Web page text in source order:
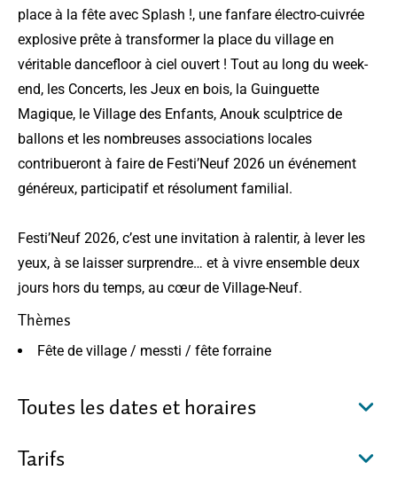
place à la fête avec Splash !, une fanfare électro-cuivrée
explosive prête à transformer la place du village en
véritable dancefloor à ciel ouvert ! Tout au long du week-
end, les Concerts, les Jeux en bois, la Guinguette
Magique, le Village des Enfants, Anouk sculptrice de
ballons et les nombreuses associations locales
contribueront à faire de Festi’Neuf 2026 un événement
généreux, participatif et résolument familial.
Festi’Neuf 2026, c’est une invitation à ralentir, à lever les
yeux, à se laisser surprendre… et à vivre ensemble deux
jours hors du temps, au cœur de Village-Neuf.
Thèmes
Fête de village / messti / fête forraine
Toutes les dates et horaires
Tarifs